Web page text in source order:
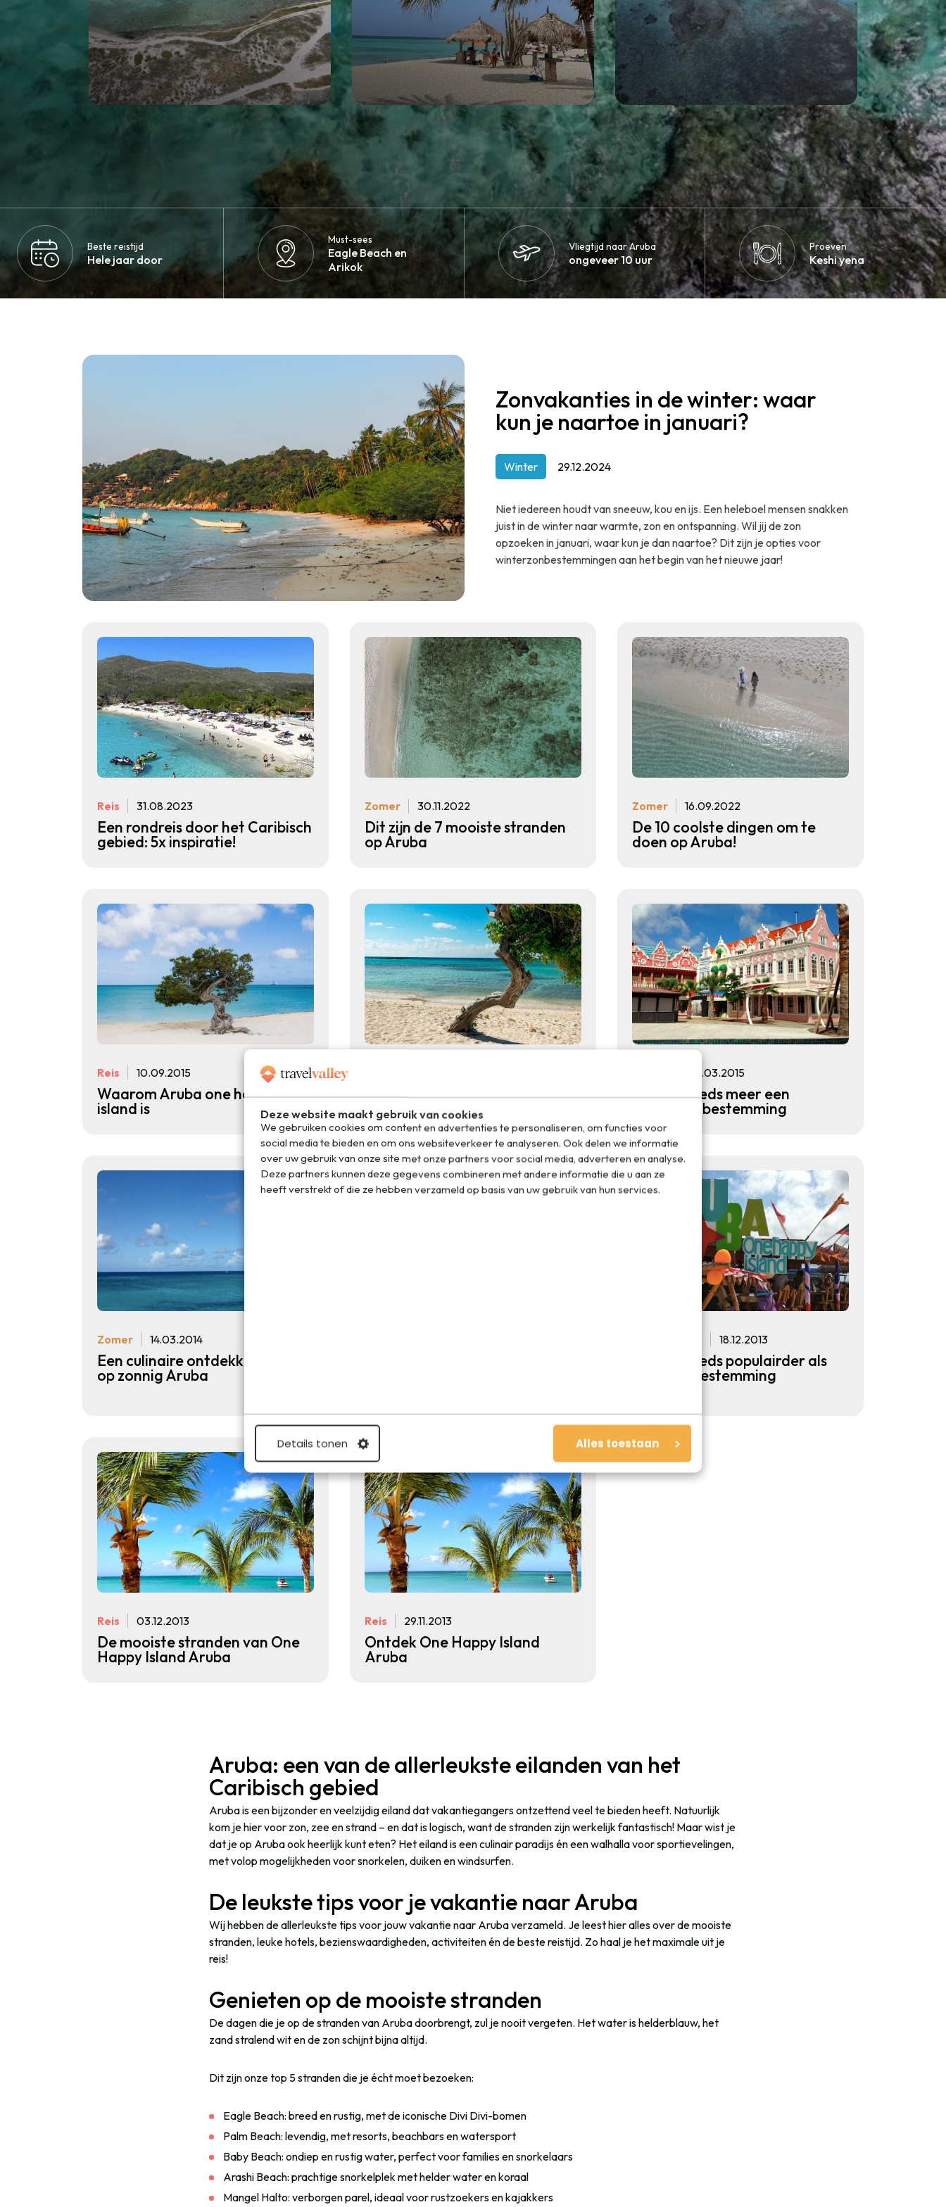
Deze website maakt gebruik van cookies
We gebruiken cookies om content en advertenties te personaliseren, om functies voor
social media te bieden en om ons websiteverkeer te analyseren. Ook delen we informatie
over uw gebruik van onze site met onze partners voor social media, adverteren en analyse.
Deze partners kunnen deze gegevens combineren met andere informatie die u aan ze
heeft verstrekt of die ze hebben verzameld op basis van uw gebruik van hun services.
Details tonen Alles toestaan
Beste reistijd
Hele jaar door
Must-sees
Eagle Beach en
Arikok
Vliegtijd naar Aruba
ongeveer 10 uur
Proeven
Keshi yena
Zonvakanties in de winter: waar
kun je naartoe in januari?
Winter 29.12.2024
Niet iedereen houdt van sneeuw, kou en ijs. Een heleboel mensen snakken
juist in de winter naar warmte, zon en ontspanning. Wil jij de zon
opzoeken in januari, waar kun je dan naartoe? Dit zijn je opties voor
winterzonbestemmingen aan het begin van het nieuwe jaar!
Reis 31.08.2023
Een rondreis door het Caribisch
gebied: 5x inspiratie!
Zomer 30.11.2022
Dit zijn de 7 mooiste stranden
op Aruba
Zomer 16.09.2022
De 10 coolste dingen om te
doen op Aruba!
Reis 10.09.2015
Waarom Aruba one happy
island is
Tip: Aruba Summer Music
Festival
06.03.2015
Aruba steeds meer een
duurzame bestemming
Zomer 14.03.2014
Een culinaire ontdekkingsreis
op zonnig Aruba
18.12.2013
Aruba steeds populairder als
vakantiebestemming
Reis 03.12.2013
De mooiste stranden van One
Happy Island Aruba
Reis 29.11.2013
Ontdek One Happy Island
Aruba
Aruba: een van de allerleukste eilanden van het
Caribisch gebied
Aruba is een bijzonder en veelzijdig eiland dat vakantiegangers ontzettend veel te bieden heeft. Natuurlijk
kom je hier voor zon, zee en strand – en dat is logisch, want de stranden zijn werkelijk fantastisch! Maar wist je
dat je op Aruba ook heerlijk kunt eten? Het eiland is een culinair paradijs én een walhalla voor sportievelingen,
met volop mogelijkheden voor snorkelen, duiken en windsurfen.
De leukste tips voor je vakantie naar Aruba
Wij hebben de allerleukste tips voor jouw vakantie naar Aruba verzameld. Je leest hier alles over de mooiste
stranden, leuke hotels, bezienswaardigheden, activiteiten én de beste reistijd. Zo haal je het maximale uit je
reis!
Genieten op de mooiste stranden
De dagen die je op de stranden van Aruba doorbrengt, zul je nooit vergeten. Het water is helderblauw, het
zand stralend wit en de zon schijnt bijna altijd.
Dit zijn onze top 5 stranden die je écht moet bezoeken:
Eagle Beach: breed en rustig, met de iconische Divi Divi-bomen
Palm Beach: levendig, met resorts, beachbars en watersport
Baby Beach: ondiep en rustig water, perfect voor families en snorkelaars
Arashi Beach: prachtige snorkelplek met helder water en koraal
Mangel Halto: verborgen parel, ideaal voor rustzoekers en kajakkers